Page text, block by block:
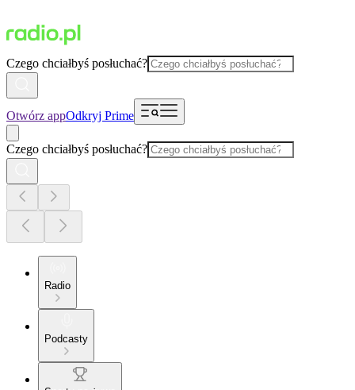
Czego chciałbyś posłuchać?
Otwórz appOdkryj Prime
Czego chciałbyś posłuchać?
Radio
Podcasty